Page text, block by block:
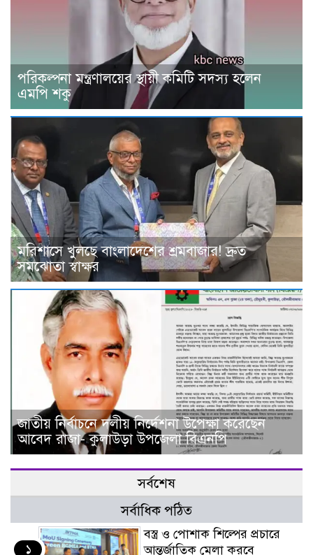
পরিকল্পনা মন্ত্রণালয়ের স্থায়ী কমিটি সদস্য হলেন
এমপি শকু
মরিশাসে খুলছে বাংলাদেশের শ্রমবাজার! দ্রুত
সমঝোতা স্বাক্ষর
জাতীয় নির্বাচনে দলীয় নির্দেশনা উপেক্ষা করেছেন
আবেদ রাজা- কুলাউড়া উপজেলা বিএনপি
সর্বশেষ
সর্বাধিক পঠিত
১
বস্ত্র ও পোশাক শিল্পের প্রচারে
আন্তর্জাতিক মেলা করবে